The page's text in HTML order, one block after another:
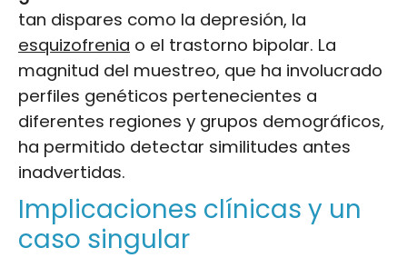
tan dispares como la depresión, la
esquizofrenia o el trastorno bipolar. La
magnitud del muestreo, que ha involucrado
perfiles genéticos pertenecientes a
diferentes regiones y grupos demográficos,
ha permitido detectar similitudes antes
inadvertidas.
Implicaciones clínicas y un
caso singular